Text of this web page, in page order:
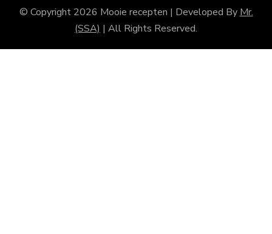
© Copyright 2026 Mooie recepten | Developed By Mr.
(SSA) | All Rights Reserved.